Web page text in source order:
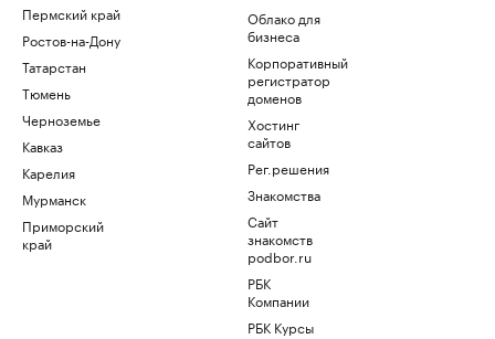
Пермский край
Ростов-на-Дону
Татарстан
Тюмень
Черноземье
Кавказ
Карелия
Мурманск
Приморский
край
Облако для
бизнеса
Корпоративный
регистратор
доменов
Хостинг
сайтов
Рег.решения
Знакомства
Сайт
знакомств
podbor.ru
РБК
Компании
РБК Курсы